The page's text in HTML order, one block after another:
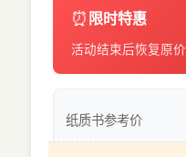
⏰ 限时特惠
活动结束后恢复原价
纸质书参考价